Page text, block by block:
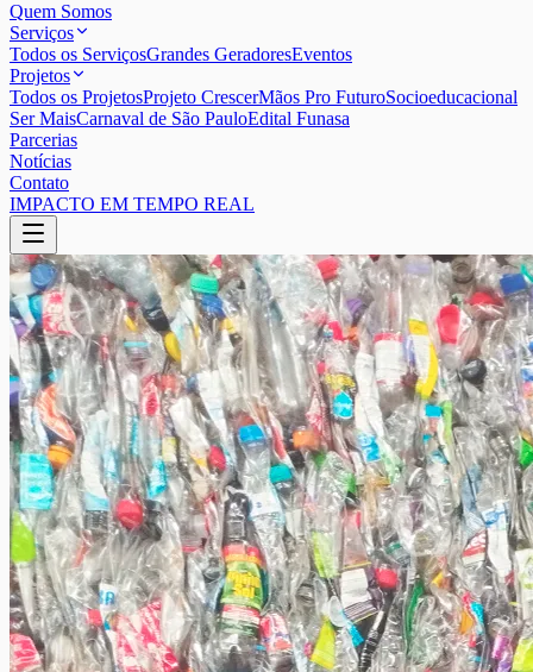
Quem Somos
Serviços
Todos os ServiçosGrandes GeradoresEventos
Projetos
Todos os ProjetosProjeto CrescerMãos Pro FuturoSocioeducacional
Ser MaisCarnaval de São PauloEdital Funasa
Parcerias
Notícias
Contato
IMPACTO EM TEMPO REAL